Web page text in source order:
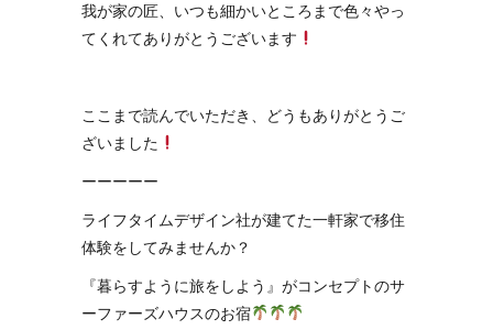
我が家の匠、いつも細かいところまで色々やっ
てくれてありがとうございます
ここまで読んでいただき、どうもありがとうご
ざいました
ーーーーー
ライフタイムデザイン社が建てた一軒家で移住
体験をしてみませんか？
『暮らすように旅をしよう』がコンセプトのサ
ーファーズハウスのお宿